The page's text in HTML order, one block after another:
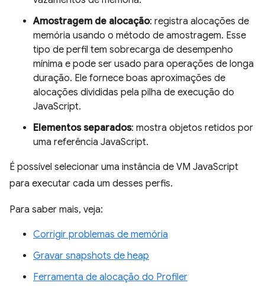
Amostragem de alocação: registra alocações de
memória usando o método de amostragem. Esse
tipo de perfil tem sobrecarga de desempenho
mínima e pode ser usado para operações de longa
duração. Ele fornece boas aproximações de
alocações divididas pela pilha de execução do
JavaScript.
Elementos separados: mostra objetos retidos por
uma referência JavaScript.
É possível selecionar uma instância de VM JavaScript
para executar cada um desses perfis.
Para saber mais, veja:
Corrigir problemas de memória
Gravar snapshots de heap
Ferramenta de alocação do Profiler